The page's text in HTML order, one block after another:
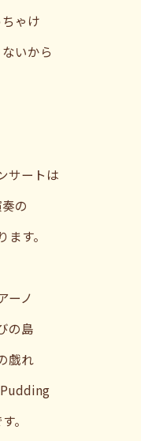
ゃけ
いから
サートは
の
す。
ーノ
の島
れ
。